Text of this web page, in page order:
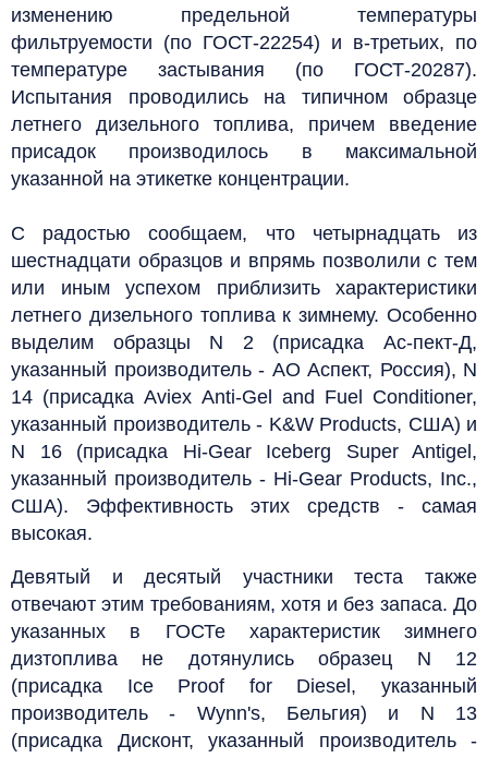
изменению предельной температуры
фильтруемости (по ГОСТ-22254) и в-третьих, по
температуре застывания (по ГОСТ-20287).
Испытания проводились на типичном образце
летнего дизельного топлива, причем введение
присадок производилось в максимальной
указанной на этикетке концентрации.
С радостью сообщаем, что четырнадцать из
шестнадцати образцов и впрямь позволили с тем
или иным успехом приблизить характеристики
летнего дизельного топлива к зимнему. Особенно
выделим образцы N 2 (присадка Ас-пект-Д,
указанный производитель - АО Аспект, Россия), N
14 (присадка Aviex Anti-Gel and Fuel Conditioner,
указанный производитель - K&W Products, США) и
N 16 (присадка Hi-Gear Iceberg Super Antigel,
указанный производитель - Hi-Gear Products, Inc.,
США). Эффективность этих средств - самая
высокая.
Девятый и десятый участники теста также
отвечают этим требованиям, хотя и без запаса. До
указанных в ГОСТе характеристик зимнего
дизтоплива не дотянулись образец N 12
(присадка Ice Proof for Diesel, указанный
производитель - Wynn's, Бельгия) и N 13
(присадка Дисконт, указанный производитель -